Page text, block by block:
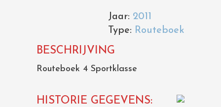
Jaar: 2011
Type: Routeboek
BESCHRIJVING
Routeboek 4 Sportklasse
HISTORIE GEGEVENS: